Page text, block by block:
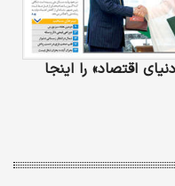
اقتصاد» را اینجا